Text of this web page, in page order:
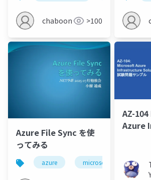
chaboon >100
Azure File Sync を使
ってみる
azure microsoftentra
AZ-
Azure